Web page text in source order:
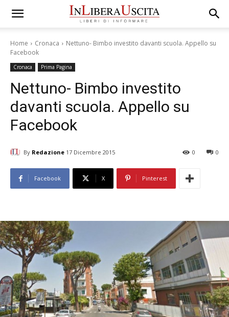
Home Cronaca
Nettuno- Bimbo investito davanti scuola. Appello su
Facebook
Cronaca Prima Pagina
Nettuno- Bimbo investito
davanti scuola. Appello su
Facebook
By Redazione 17 Dicembre 2015 0
0
Facebook X Pinterest